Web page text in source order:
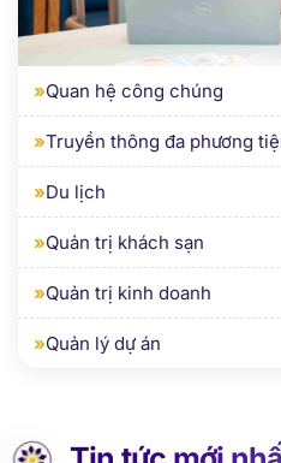
Quan hệ công chúng
»Truyền thông đa phương tiện
»Du lịch
»Quản trị khách sạn
»Quản trị kinh doanh
»Quản lý dự án